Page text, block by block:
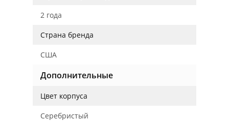
2 года
Страна бренда
США
Дополнительные
Цвет корпуса
Серебристый